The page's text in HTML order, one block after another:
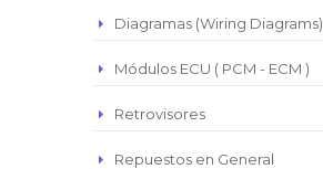
Diagramas (Wiring Diagrams)
Módulos ECU ( PCM - ECM )
Retrovisores
Repuestos en General